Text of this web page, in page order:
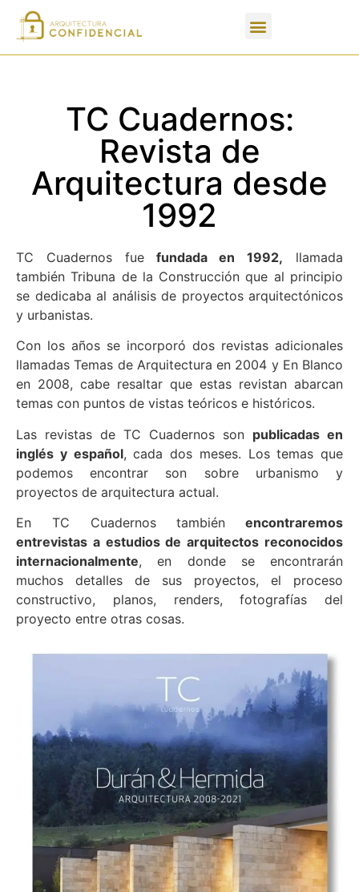
TC Cuadernos:
Revista de
Arquitectura desde
1992
TC Cuadernos fuefundada en 1992, llamada
también Tribuna de la Construcción que al principio
se dedicaba al análisis de proyectos arquitectónicos
y urbanistas.
Con los años se incorporó dos revistas adicionales
llamadas Temas de Arquitectura en 2004 y En Blanco
en 2008, cabe resaltar que estas revistan abarcan
temas con puntos de vistas teóricos e históricos.
Las revistas de TC Cuadernos son publicadas en
inglés y español, cada dos meses. Los temas que
podemos encontrar son sobre urbanismo y
proyectos de arquitectura actual.
En TC Cuadernos también encontraremos
entrevistas a estudios de arquitectos reconocidos
internacionalmente, en donde se encontrarán
muchos detalles de sus proyectos, el proceso
constructivo, planos, renders, fotografías del
proyecto entre otras cosas.